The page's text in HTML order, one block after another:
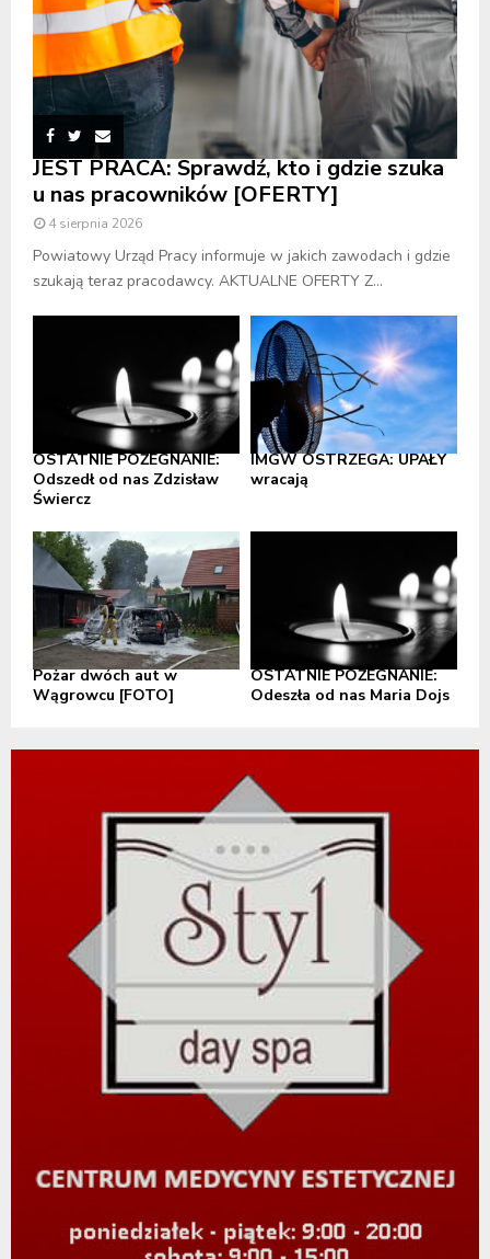
JEST PRACA: Sprawdź, kto i gdzie szuka
u nas pracowników [OFERTY]
4 sierpnia 2026
Powiatowy Urząd Pracy informuje w jakich zawodach i gdzie
szukają teraz pracodawcy. AKTUALNE OFERTY Z...
OSTATNIE POŻEGNANIE:
Odszedł od nas Zdzisław
Świercz
IMGW OSTRZEGA: UPAŁY
wracają
Pożar dwóch aut w
Wągrowcu [FOTO]
OSTATNIE POŻEGNANIE:
Odeszła od nas Maria Dojs